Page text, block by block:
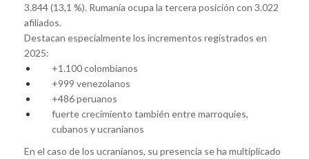
3.844 (13,1 %). Rumanía ocupa la tercera posición con 3.022
afiliados.
Destacan especialmente los incrementos registrados en
2025:
+1.100 colombianos
+999 venezolanos
+486 peruanos
fuerte crecimiento también entre marroquíes,
cubanos y ucranianos
En el caso de los ucranianos, su presencia se ha multiplicado